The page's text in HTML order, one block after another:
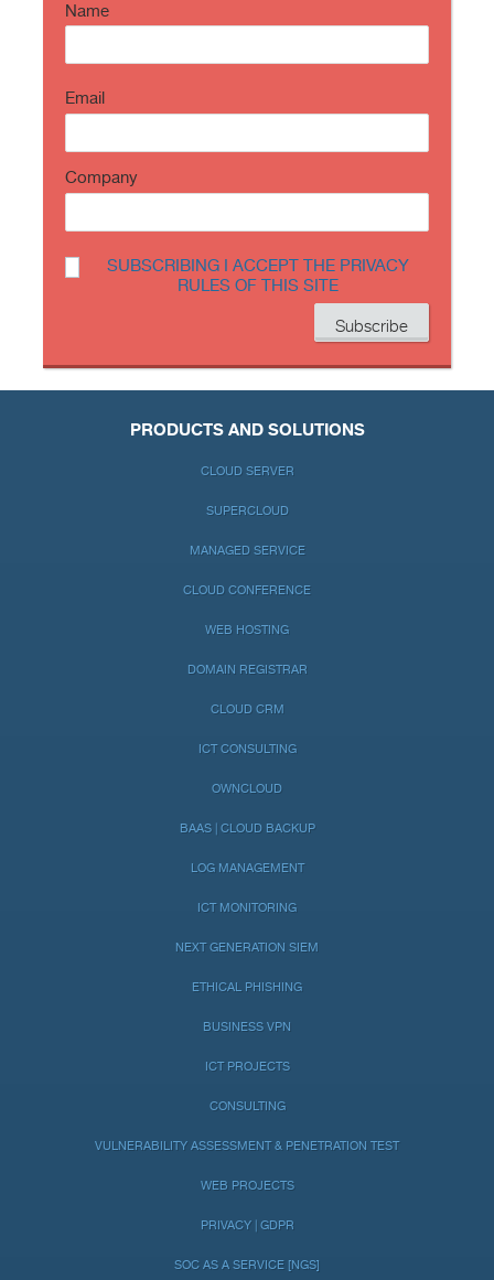
Name
Email
Company
SUBSCRIBING I ACCEPT THE PRIVACY
RULES OF THIS SITE
PRODUCTS AND SOLUTIONS
CLOUD SERVER
SUPERCLOUD
MANAGED SERVICE
CLOUD CONFERENCE
WEB HOSTING
DOMAIN REGISTRAR
CLOUD CRM
ICT CONSULTING
OWNCLOUD
BAAS | CLOUD BACKUP
LOG MANAGEMENT
ICT MONITORING
NEXT GENERATION SIEM
ETHICAL PHISHING
BUSINESS VPN
ICT PROJECTS
CONSULTING
VULNERABILITY ASSESSMENT & PENETRATION TEST
WEB PROJECTS
PRIVACY | GDPR
SOC AS A SERVICE [NGS]